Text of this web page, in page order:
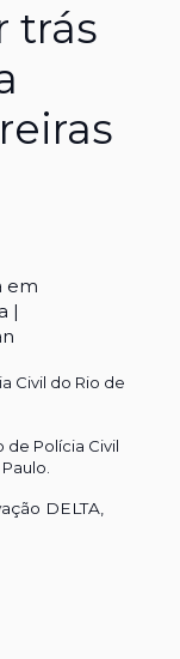
trás
em
|
Civil do Rio de
Polícia Civil
DELTA,